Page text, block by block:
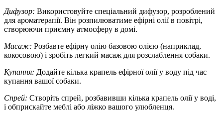
Дифузор: Використовуйте спеціальний дифузор, розроблений
для ароматерапії. Він розпилюватиме ефірні олії в повітрі,
створюючи приємну атмосферу в домі.
Масаж: Розбавте ефірну олію базовою олією (наприклад,
кокосовою) і зробіть легкий масаж для розслаблення собаки.
Купання: Додайте кілька крапель ефірної олії у воду під час
купання вашої собаки.
Спрей: Створіть спрей, розбавивши кілька крапель олії у воді,
і обприскайте меблі або ліжко вашого улюбленця.